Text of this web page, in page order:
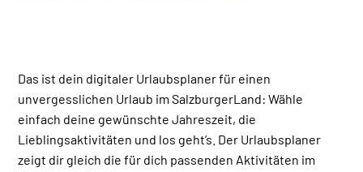
Das ist dein digitaler Urlaubsplaner für einen
unvergesslichen Urlaub im SalzburgerLand: Wähle
einfach deine gewünschte Jahreszeit, die
Lieblingsaktivitäten und los geht’s. Der Urlaubsplaner
zeigt dir gleich die für dich passenden Aktivitäten im